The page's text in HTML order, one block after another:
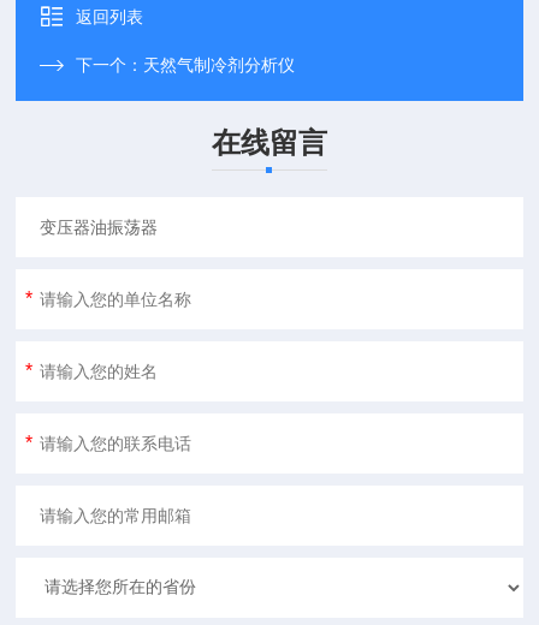
返回列表
下一个： 天然气制冷剂分析仪
在线留言